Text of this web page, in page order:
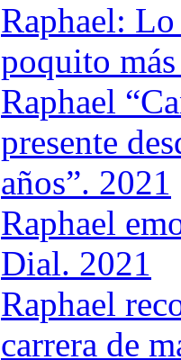
Raphael:
poquito
Raphael
presente
años”. 2021
Raphael
Dial. 2021
Raphael
carrera de